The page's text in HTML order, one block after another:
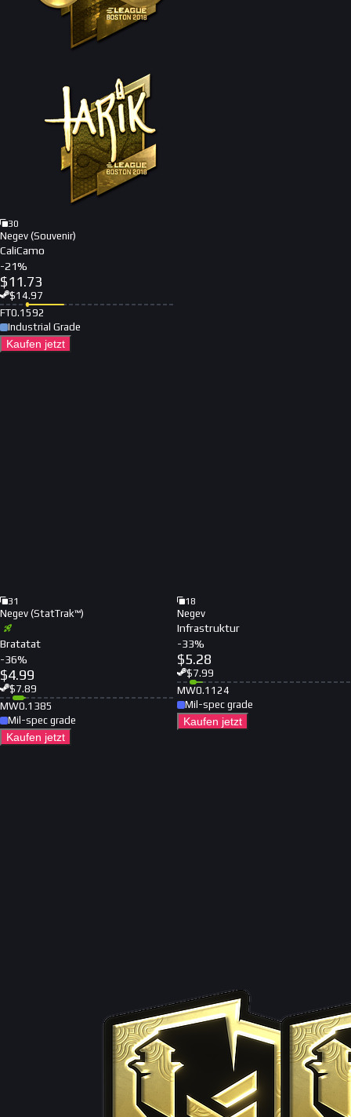
30
Negev (Souvenir)
CaliCamo
-21%
$11.73
$14.97
FT0.1592
Industrial Grade
Kaufen jetzt
31
Negev (StatTrak™)
Bratatat
-36%
$4.99
$7.89
MW0.1385
Mil-spec grade
Kaufen jetzt
18
Negev
Infrastruktur
-33%
$5.28
$7.99
MW0.1124
Mil-spec grade
Kaufen jetzt